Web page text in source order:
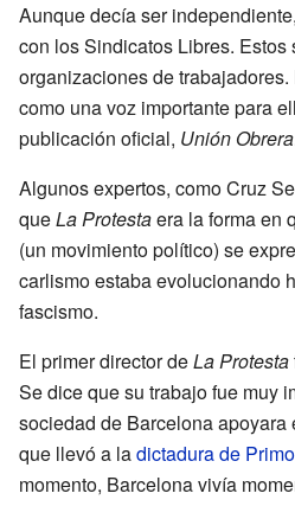
Aunque decía ser
con los Sindicatos Libres. Estos
organizaciones de
como una voz importante para
publicación oficial, Unión Obrera
Algunos expertos, como Cruz
queLa Protestaera la forma en
(un movimiento político) se
carlismo estaba evolucionando
fascismo.
El primer director deLa Protesta
Se dice que su trabajo fue muy
sociedad de Barcelona
que llevó a ladictadura de
momento, Barcelona vivía